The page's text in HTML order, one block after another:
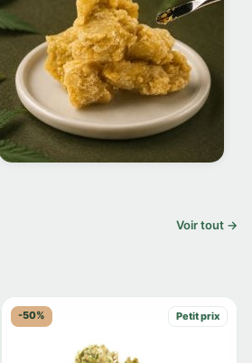
Voir tout →
-50% Petit prix